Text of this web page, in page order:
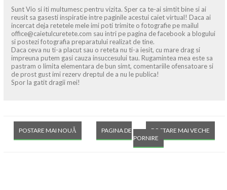
Sunt Vio si iti multumesc pentru vizita. Sper ca te-ai simtit bine si ai
reusit sa gasesti inspiratie intre paginile acestui caiet virtual! Daca ai
incercat deja retetele mele imi poti trimite o fotografie pe mailul
office@caietulcuretete.com sau intri pe pagina de facebook a blogului
si postezi fotografia preparatului realizat de tine.
Daca ceva nu ti-a placut sau o reteta nu ti-a iesit, cu mare drag si
impreuna putem gasi cauza insuccesului tau. Rugamintea mea este sa
pastram o limita elementara de bun simt, comentariile ofensatoare si
de prost gust imi rezerv dreptul de a nu le publica!
Spor la gatit dragii mei!
POSTARE MAI NOUĂ POSTARE MAI VECHE
PAGINA DE
PORNIRE